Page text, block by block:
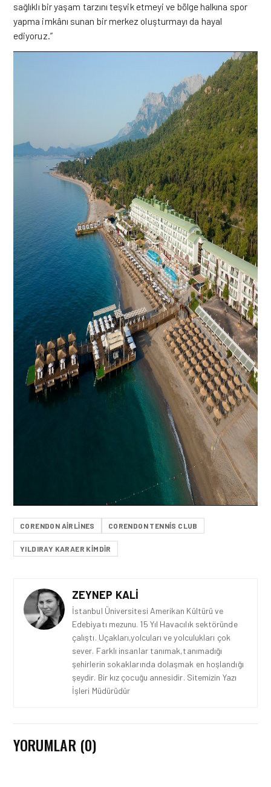
sağlıklı bir yaşam tarzını teşvik etmeyi ve bölge halkına spor
yapma imkânı sunan bir merkez oluşturmayı da hayal
ediyoruz.”
CORENDON AIRLINES CORENDON TENNIS CLUB
YILDIRAY KARAER KIMDIR
ZEYNEP KALI
İstanbul Üniversitesi Amerikan Kültürü ve
Edebiyatı mezunu. 15 Yıl Havacılık sektöründe
çalıştı. Uçakları,yolcuları ve yolculukları çok
sever. Farklı insanlar tanımak,tanımadığı
şehirlerin sokaklarında dolaşmak en hoşlandığı
şeydir. Bir kız çocuğu annesidir. Sitemizin Yazı
İşleri Müdürüdür
YORUMLAR (0)